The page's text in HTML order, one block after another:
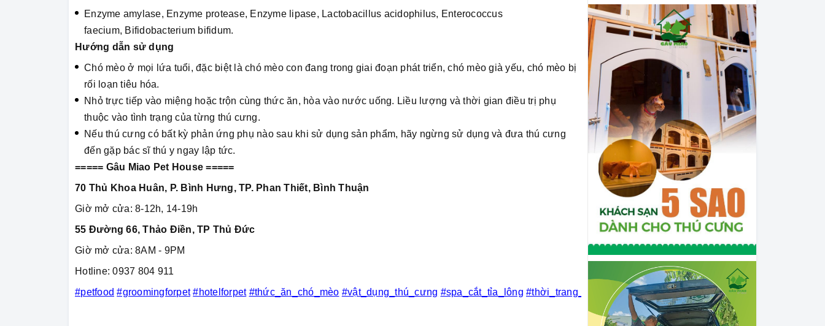
Enzyme amylase, Enzyme protease, Enzyme lipase, Lactobacillus acidophilus, Enterococcus
faecium, Bifidobacterium bifidum.
Hướng dẫn sử dụng
Chó mèo ở mọi lứa tuổi, đặc biệt là chó mèo con đang trong giai đoạn phát triển, chó mèo già yếu, chó mèo bị
rối loạn tiêu hóa.
Nhỏ trực tiếp vào miệng hoặc trộn cùng thức ăn, hòa vào nước uống. Liều lượng và thời gian điều trị phụ
thuộc vào tình trạng của từng thú cưng.
Nếu thú cưng có bất kỳ phản ứng phụ nào sau khi sử dụng sản phẩm, hãy ngừng sử dụng và đưa thú cưng
đến gặp bác sĩ thú y ngay lập tức.
===== Gâu Miao Pet House =====
70 Thủ Khoa Huân, P. Bình Hưng, TP. Phan Thiết, Bình Thuận
Giờ mở cửa: 8-12h, 14-19h
55 Đường 66, Thảo Điền, TP Thủ Đức
Giờ mở cửa: 8AM - 9PM
Hotline: 0937 804 911
#petfood #groomingforpet #hotelforpet #thức_ăn_chó_mèo #vật_dụng_thú_cưng #spa_cắt_tỉa_lông #thời_trang_thú_cưng #khách_sạn_thú_cưng